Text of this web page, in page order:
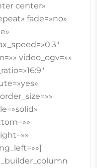
center»
fade=»no»
video_ogv=»»